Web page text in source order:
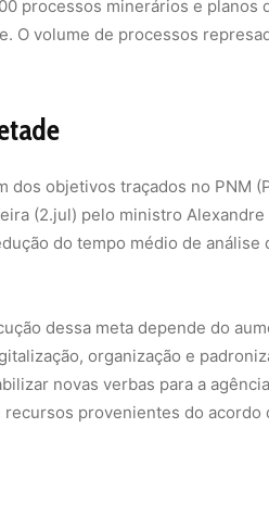
objetivos traçados no PNM
(2.jul) pelo ministro Alexandre
do tempo médio de análise
dessa meta depende do
organização e
novas verbas para a
provenientes do acordo